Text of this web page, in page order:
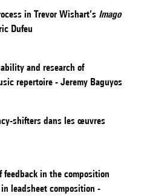
in Trevor Wishart’s Imago
Dufeu
and research of
repertoire - Jeremy Baguyos
shifters dans les œuvres
in the composition
leadsheet composition -